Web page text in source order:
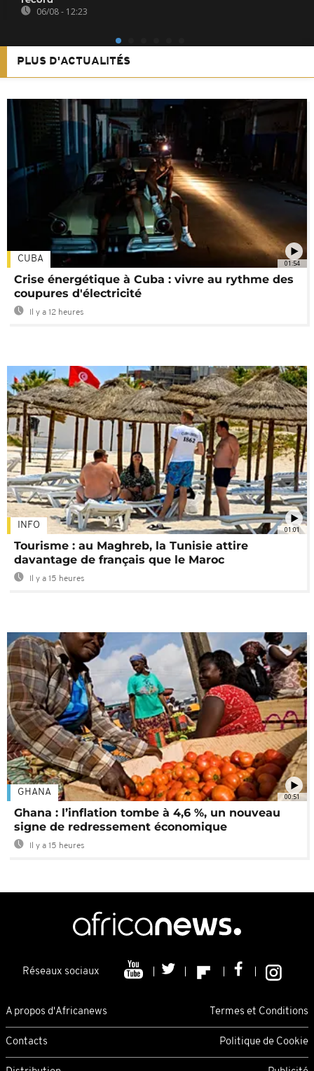
06/08 - 12:23
PLUS D'ACTUALITÉS
01:54
CUBA
Crise énergétique à Cuba : vivre au rythme des
coupures d'électricité
Il y a 12 heures
01:01
INFO
Tourisme : au Maghreb, la Tunisie attire
davantage de français que le Maroc
Il y a 15 heures
00:51
GHANA
Ghana : l’inflation tombe à 4,6 %, un nouveau
signe de redressement économique
Il y a 15 heures
Réseaux sociaux
A propos d'Africanews Termes et Conditions
Contacts Politique de Cookie